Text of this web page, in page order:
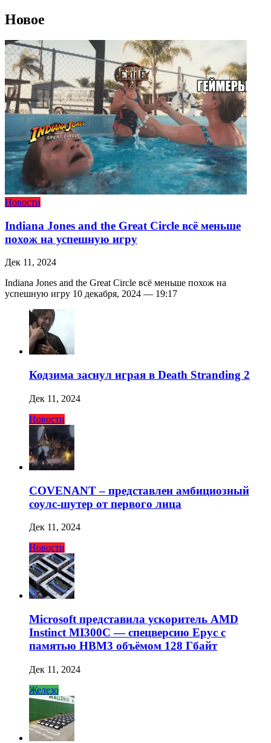
Новое
Новости
Indiana Jones and the Great Circle всё меньше
похож на успешную игру
Дек 11, 2024
Indiana Jones and the Great Circle всё меньше похож на
успешную игру 10 декабря, 2024 — 19:17
Кодзима заснул играя в Death Stranding 2
Дек 11, 2024
Новости
COVENANT – представлен амбициозный
соулс-шутер от первого лица
Дек 11, 2024
Новости
Microsoft представила ускоритель AMD
Instinct MI300C — спецверсию Epyc с
памятью HBM3 объёмом 128 Гбайт
Дек 11, 2024
Железо